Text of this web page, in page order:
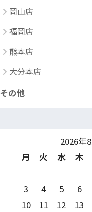
岡山店
福岡店
熊本店
大分本店
その他
2026年
月
火 水 木
3
4 5 6
10
11 12 13